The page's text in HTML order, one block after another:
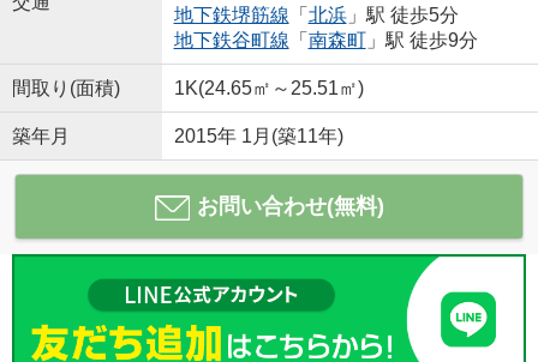
地下鉄堺筋線 「 北浜」駅 徒歩5分
地下鉄谷町線 「 南森町」駅 徒歩9分
間取り(面積) 1K(24.65㎡～25.51㎡)
築年月 2015年 1月(築11年)
お問い合わせ(無料)